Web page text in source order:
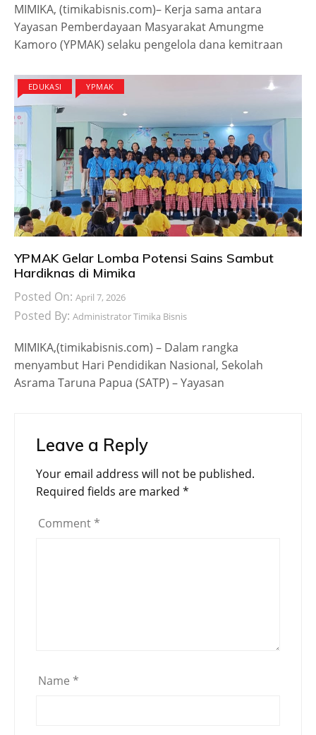
MIMIKA, (timikabisnis.com)– Kerja sama antara
Yayasan Pemberdayaan Masyarakat Amungme
Kamoro (YPMAK) selaku pengelola dana kemitraan
EDUKASI YPMAK
YPMAK Gelar Lomba Potensi Sains Sambut
Hardiknas di Mimika
Posted On: April 7, 2026
Posted By: Administrator Timika Bisnis
MIMIKA,(timikabisnis.com) – Dalam rangka
menyambut Hari Pendidikan Nasional, Sekolah
Asrama Taruna Papua (SATP) – Yayasan
Leave a Reply
Your email address will not be published.
Required fields are marked *
Comment *
Name *